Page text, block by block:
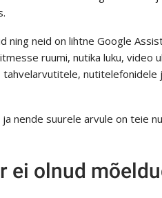
ning neid on lihtne Google
ruumi, nutika luku, video
nutitelefonidele
nende suurele arvule on teie
ei olnud